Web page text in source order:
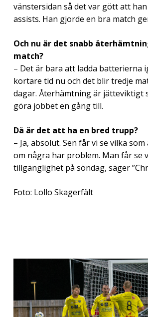
vänstersidan så det var gött att
assists. Han gjorde en bra match
Och nu är det snabb
match?
– Det är bara att ladda batterierna
kortare tid nu och det blir tredje
dagar. Återhämtning är jätteviktigt
göra jobbet en gång till.
Då är det att ha en bred trupp?
– Ja, absolut. Sen får vi se vilka
om några har problem. Man får se
tillgänglighet på söndag, säger
Foto: Lollo Skagerfält